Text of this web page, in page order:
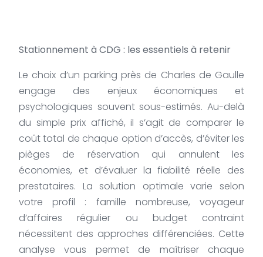
Stationnement à CDG : les essentiels à retenir
Le choix d’un parking près de Charles de Gaulle
engage des enjeux économiques et
psychologiques souvent sous-estimés. Au-delà
du simple prix affiché, il s’agit de comparer le
coût total de chaque option d’accès, d’éviter les
pièges de réservation qui annulent les
économies, et d’évaluer la fiabilité réelle des
prestataires. La solution optimale varie selon
votre profil : famille nombreuse, voyageur
d’affaires régulier ou budget contraint
nécessitent des approches différenciées. Cette
analyse vous permet de maîtriser chaque